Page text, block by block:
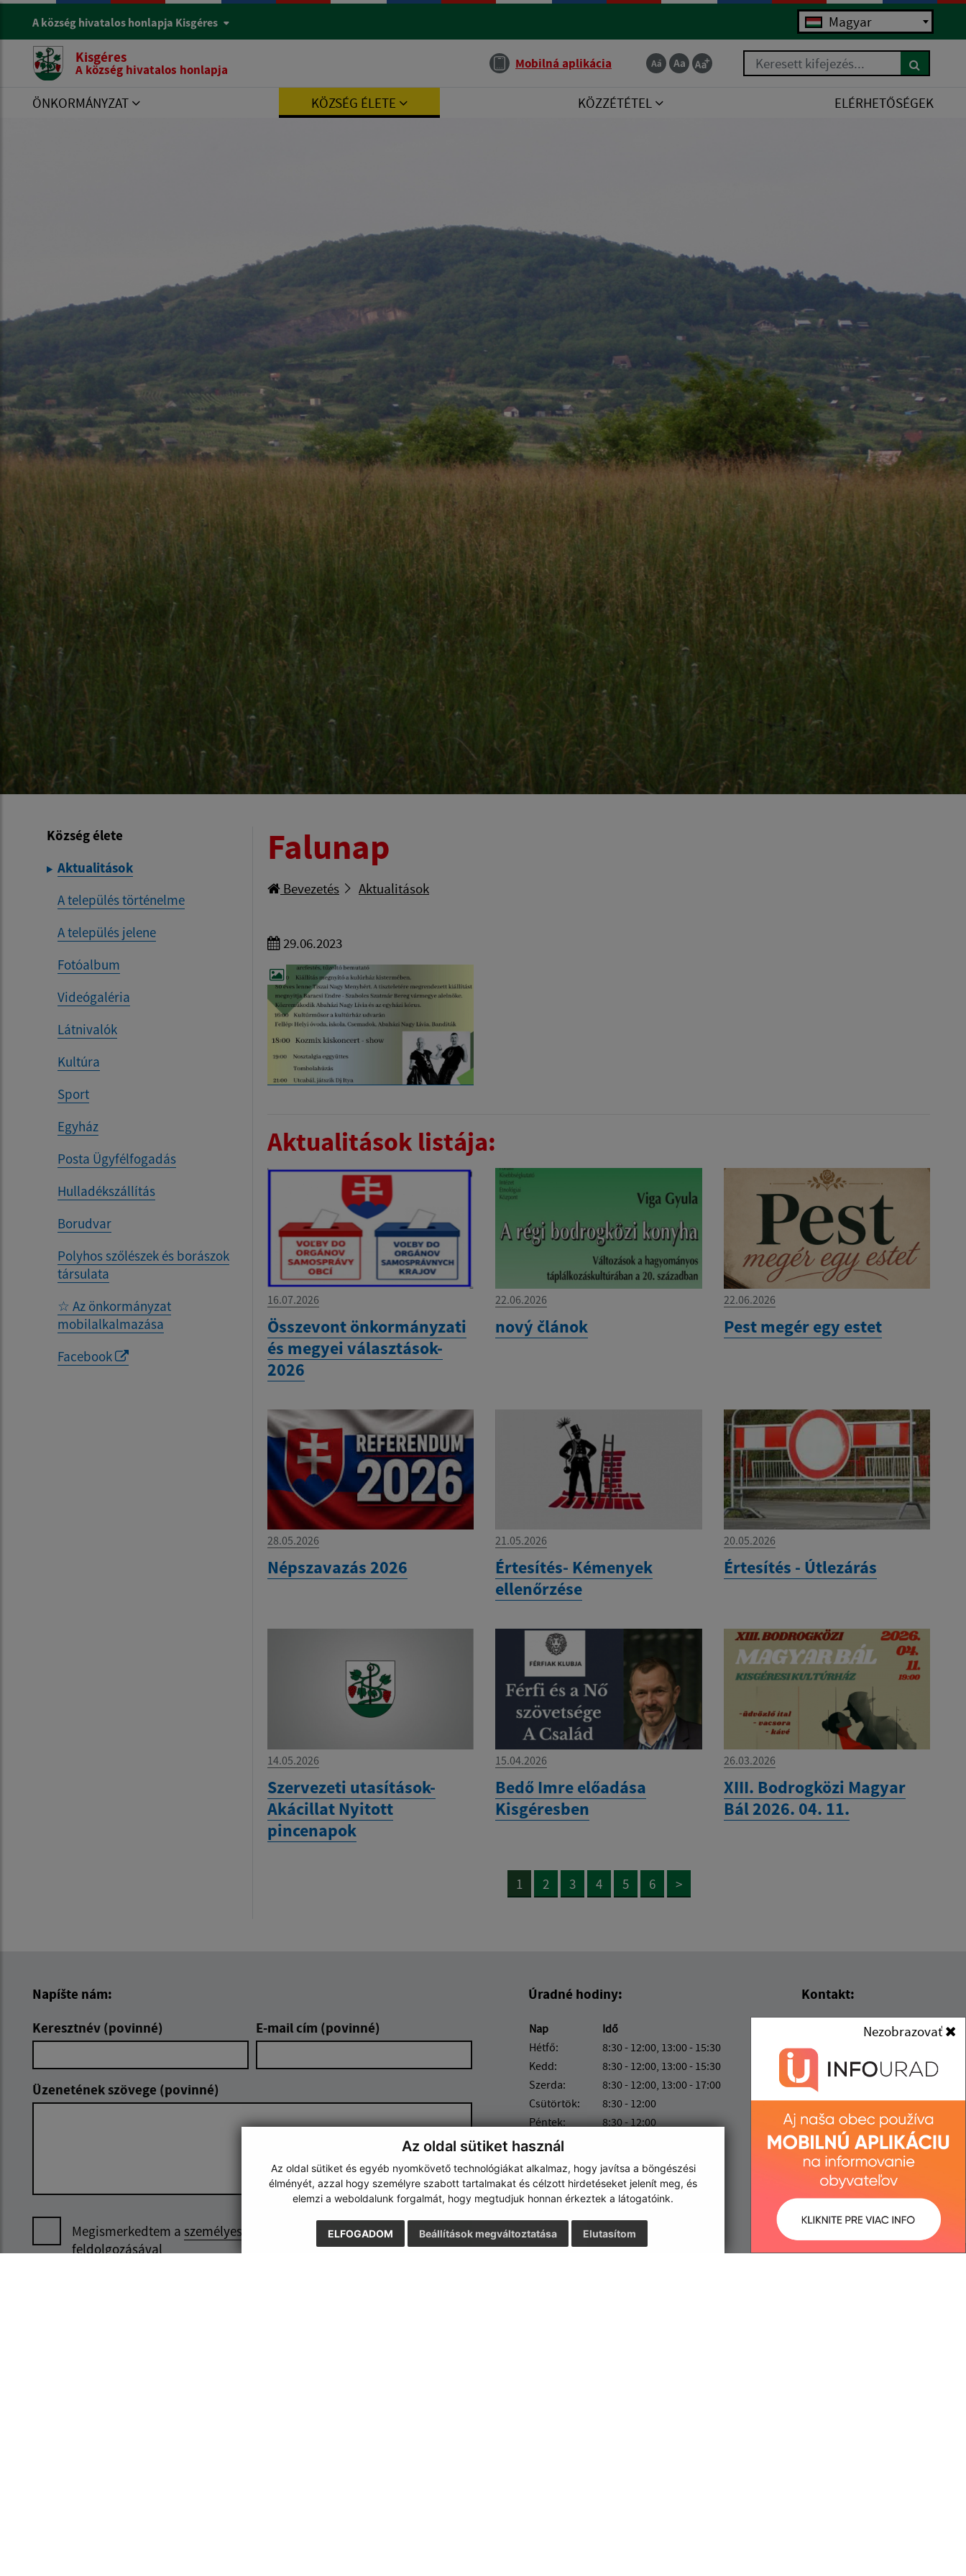
Az oldal sütiket használ
Az oldal sütiket és egyéb nyomkövető technológiákat alkalmaz, hogy javítsa a böngészési
élményét, azzal hogy személyre szabott tartalmakat és célzott hirdetéseket jelenít meg, és
elemzi a weboldalunk forgalmát, hogy megtudjuk honnan érkeztek a látogatóink.
ELFOGADOM Elutasítom
Beállítások megváltoztatása
A község hivatalos honlapja Kisgéres Magyar
Kisgéres
A község hivatalos honlapja Mobilná aplikácia Keresett kifejezés...
ÖNKORMÁNYZAT KÖZSÉG ÉLETE KÖZZÉTÉTEL ELÉRHETŐSÉGEK
Község élete
Aktualitások
A település történelme
A település jelene
Fotóalbum
Videógaléria
Látnivalók
Kultúra
Sport
Egyház
Posta Ügyfélfogadás
Hulladékszállítás
Borudvar
Polyhos szőlészek és borászok
társulata
☆ Az önkormányzat
mobilalkalmazása
Facebook
Falunap
Bevezetés Aktualitások
29.06.2023
Aktualitások listája:
16.07.2026
Összevont önkormányzati
és megyei választások-
2026
22.06.2026
nový článok
22.06.2026
Pest megér egy estet
28.05.2026
Népszavazás 2026
21.05.2026
Értesítés- Kémenyek
ellenőrzése
20.05.2026
Értesítés - Útlezárás
14.05.2026
Szervezeti utasítások-
Akácillat Nyitott
pincenapok
15.04.2026
Bedő Imre előadása
Kisgéresben
26.03.2026
XIII. Bodrogközi Magyar
Bál 2026. 04. 11.
1 2 3 4 5 6 >
Napíšte nám:
Keresztnév (povinné)
E-mail cím (povinné)
Üzenetének szövege (povinné)
Megismerkedtem a személyes adatok
feldolgozásával
Google reCaptcha Response
Üzenet küldése
Úradné hodiny:
Nap
Idő
Hétfő:
8:30 - 12:00, 13:00 - 15:30
Kedd:
8:30 - 12:00, 13:00 - 15:30
Szerda:
8:30 - 12:00, 13:00 - 17:00
Csütörtök:
8:30 - 12:00
Péntek:
8:30 - 12:00
Kontakt:
Obec (Kisgéres)
Obecný úrad (Kisgéres)
Družstevná 233
076 52 Malý Horeš
+421 56 628 53 70
IČO: 00331724
Nezobrazovať